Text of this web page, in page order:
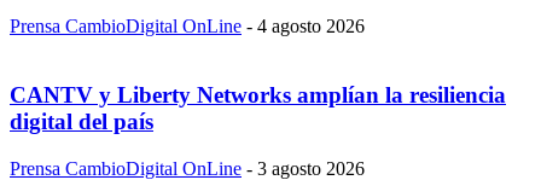
Prensa CambioDigital OnLine - 4 agosto 2026
CANTV y Liberty Networks amplían la resiliencia
digital del país
Prensa CambioDigital OnLine - 3 agosto 2026